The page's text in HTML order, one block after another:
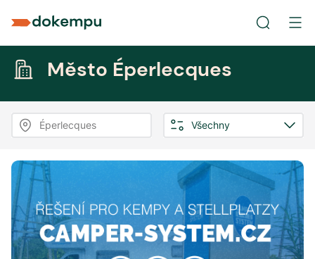
Město Éperlecques
Éperlecques Všechny